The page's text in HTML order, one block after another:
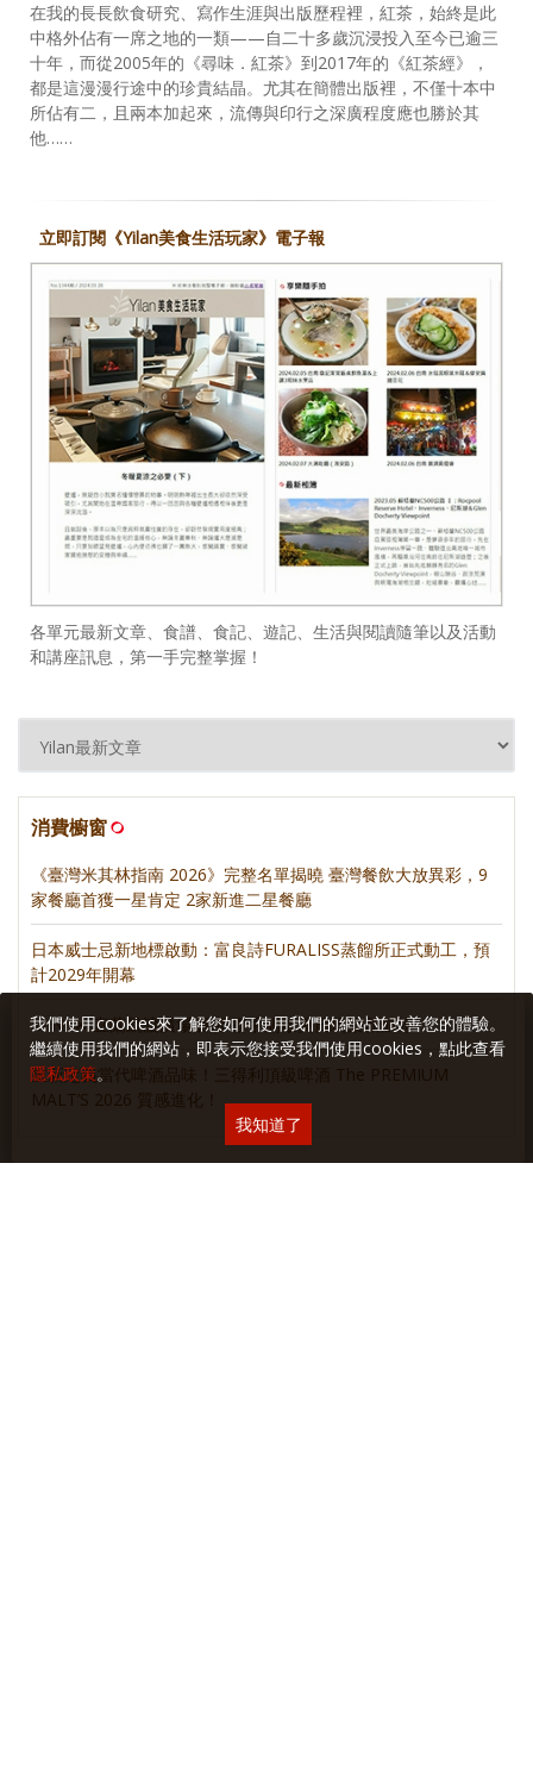
在我的長長飲食研究、寫作生涯與出版歷程裡，紅茶，始終是此
中格外佔有一席之地的一類——自二十多歲沉浸投入至今已逾三
十年，而從2005年的《尋味．紅茶》到2017年的《紅茶經》，
都是這漫漫行途中的珍貴結晶。尤其在簡體出版裡，不僅十本中
所佔有二，且兩本加起來，流傳與印行之深廣程度應也勝於其
他……
立即訂閱《Yilan美食生活玩家》電子報
各單元最新文章、食譜、食記、遊記、生活與閱讀隨筆以及活動
和講座訊息，第一手完整掌握！
消費櫥窗
《臺灣米其林指南 2026》完整名單揭曉 臺灣餐飲大放異彩，9
家餐廳首獲一星肯定 2家新進二星餐廳
日本威士忌新地標啟動：富良詩FURALISS蒸餾所正式動工，預
計2029年開幕
MINI ✕ 宜蘭凱渡廣場酒店 聯手開啟夏日玩樂新航線
重新定義當代啤酒品味！三得利頂級啤酒 The PREMIUM
MALT’S 2026 質感進化！
我們使用cookies來了解您如何使用我們的網站並改善您的體驗。
繼續使用我們的網站，即表示您接受我們使用cookies，點此查看
隱私政策。
我知道了